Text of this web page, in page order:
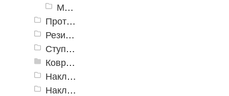
Малая облегченная проступь, Россия, 740x250x30
Противоскользящая накладка на ступень "Ледокол"
Резиновая накладная проступь «Домино»
Ступеньки ажурные
Ковровые коврики на ступеньки
Накладка на ступень «Барьер 16» 300x900x16 мм. ±5%
Накладка на ступень «Пласт-Анти 15» 300x900x16 мм. ±5%